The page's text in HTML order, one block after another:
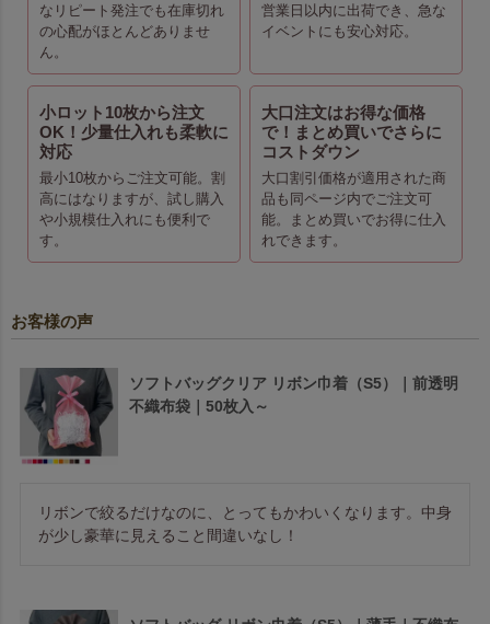
なリピート発注でも在庫切れ
の心配がほとんどありませ
ん。
営業日以内に出荷でき、急な
イベントにも安心対応。
小ロット10枚から注文
OK！少量仕入れも柔軟に
対応
最小10枚からご注文可能。割
高にはなりますが、試し購入
や小規模仕入れにも便利で
す。
大口注文はお得な価格
で！まとめ買いでさらに
コストダウン
大口割引価格が適用された商
品も同ページ内でご注文可
能。まとめ買いでお得に仕入
れできます。
お客様の声
ソフトバッグクリア リボン巾着（S5）｜前透明
不織布袋｜50枚入～
リボンで絞るだけなのに、とってもかわいくなります。中身
が少し豪華に見えること間違いなし！